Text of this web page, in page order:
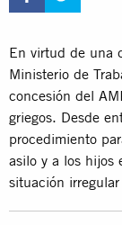
En virtud de una
Ministerio de
concesión del
griegos. Desde
procedimiento
asilo y a los hijos
situación irregular